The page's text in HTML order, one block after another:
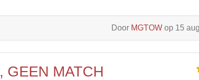
Door MGTOW op 15
GEEN MATCH